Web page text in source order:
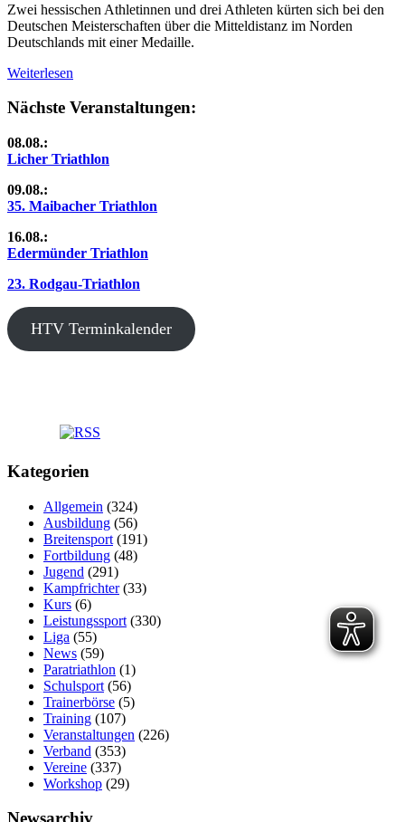
Zwei hessischen Athletinnen und drei Athleten kürten sich bei den
Deutschen Meisterschaften über die Mitteldistanz im Norden
Deutschlands mit einer Medaille.
Weiterlesen
Nächste Veranstaltungen:
08.08.:
Licher Triathlon
09.08.:
35. Maibacher Triathlon
16.08.:
Edermünder Triathlon
23. Rodgau-Triathlon
HTV Terminkalender
Kategorien
Allgemein (324)
Ausbildung (56)
Breitensport (191)
Fortbildung (48)
Jugend (291)
Kampfrichter(33)
Kurs (6)
Leistungssport (330)
Liga (55)
News (59)
Paratriathlon (1)
Schulsport (56)
Trainerbörse (5)
Training (107)
Veranstaltungen (226)
Verband (353)
Vereine (337)
Workshop (29)
Newsarchiv